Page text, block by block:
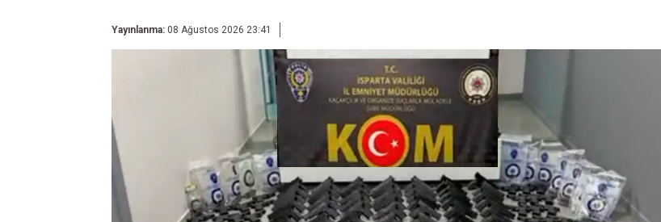
Yayınlanma: 08 Ağustos 2026 23:41